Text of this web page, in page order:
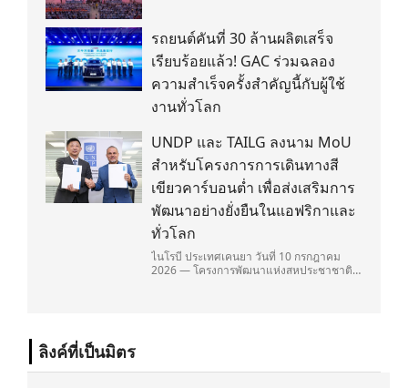
รถยนต์คันที่ 30 ล้านผลิตเสร็จ
เรียบร้อยแล้ว! GAC ร่วมฉลอง
ความสำเร็จครั้งสำคัญนี้กับผู้ใช้
งานทั่วโลก
UNDP และ TAILG ลงนาม MoU
สำหรับโครงการการเดินทางสี
เขียวคาร์บอนต่ำ เพื่อส่งเสริมการ
พัฒนาอย่างยั่งยืนในแอฟริกาและ
ทั่วโลก
ไนโรบี ประเทศเคนยา วันที่ 10 กรกฎาคม
2026 — โครงการพัฒนาแห่งสหประชาชาติ
ลิงค์ที่เป็นมิตร